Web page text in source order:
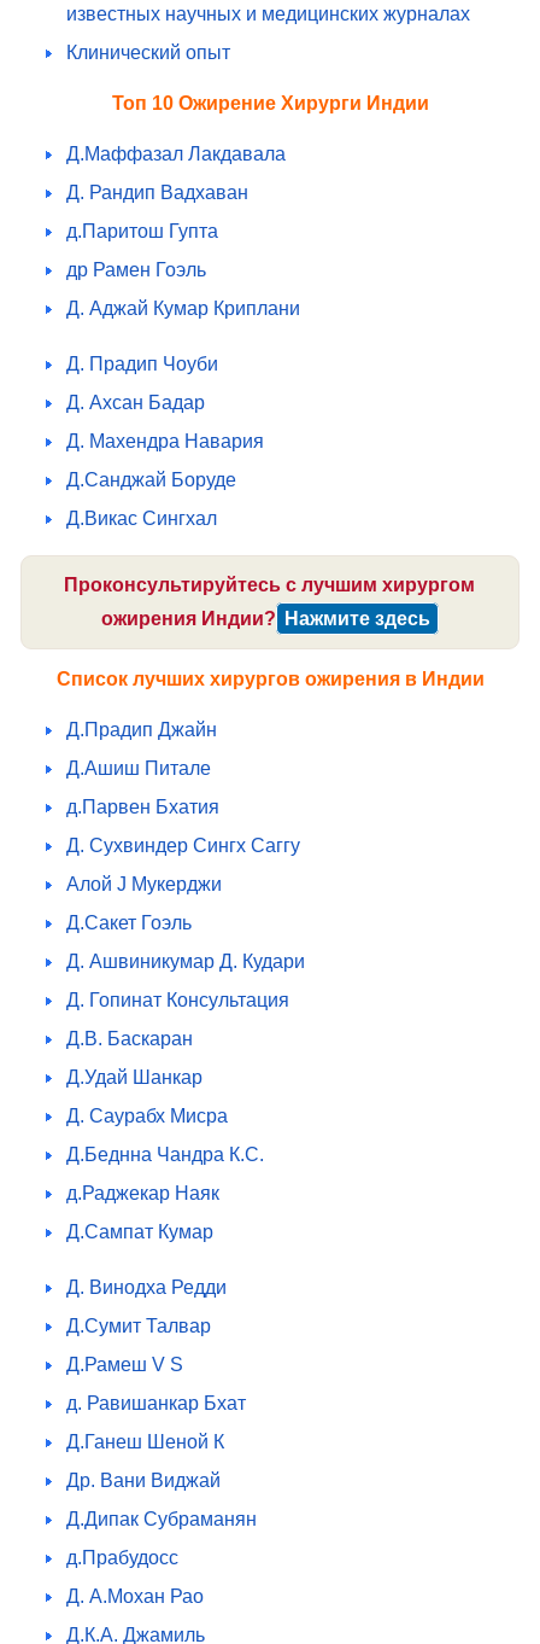
известных научных и медицинских журналах
Клинический опыт
Топ 10 Ожирение Хирурги Индии
Д.Маффазал Лакдавала
Д. Рандип Вадхаван
д.Паритош Гупта
др Рамен Гоэль
Д. Аджай Кумар Криплани
Д. Прадип Чоуби
Д. Ахсан Бадар
Д. Махендра Навария
Д.Санджай Боруде
Д.Викас Сингхал
Проконсультируйтесь с лучшим хирургом
ожирения Индии?
Нажмите здесь
Список лучших хирургов ожирения в Индии
Д.Прадип Джайн
Д.Ашиш Питале
д.Парвен Бхатия
Д. Сухвиндер Сингх Саггу
Алой J Мукерджи
Д.Сакет Гоэль
Д. Ашвиникумар Д. Кудари
Д. Гопинат Консультация
Д.В. Баскаран
Д.Удай Шанкар
Д. Саурабх Мисра
Д.Беднна Чандра К.С.
д.Раджекар Наяк
Д.Сампат Кумар
Д. Винодха Редди
Д.Сумит Талвар
Д.Рамеш V S
д. Равишанкар Бхат
Д.Ганеш Шеной К
Др. Вани Виджай
Д.Дипак Субраманян
д.Прабудосс
Д. А.Мохан Рао
Д.К.А. Джамиль